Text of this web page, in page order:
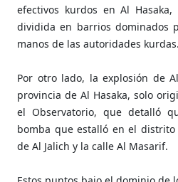
efectivos kurdos en Al
dividida en barrios dominados
manos de las autoridades kurdas.
Por otro lado, la explosión de
provincia de Al Hasaka, solo
el Observatorio, que detalló
bomba que estalló en el
de Al Jalich y la calle Al Masarif.